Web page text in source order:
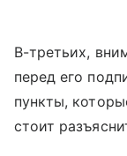
В-третьих,
перед его
пункты,
стоит